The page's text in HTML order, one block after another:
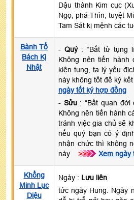
Dậu thành Kim cục
Ngọ, phá Thìn, tuyệt
Tam Sát kị mệnh các
Bành Tổ
Bách Kị
Nhật
- Quý: “Bất từ tụng
Không nên tiến hành
kiện tụng, ta lý yếu
này không tốt để ký
ngày tốt ký hợp đồng
- Sửu: “Bất quan đới
Không nên tiến hành
tránh việc gia chủ sẽ
nếu quý bạn có ý
nhận chức thì không
này
>>> Xem ngày
Khổng
Minh Lục
Diệu
Ngày : Lưu liên
tức ngày Hung. Ngày